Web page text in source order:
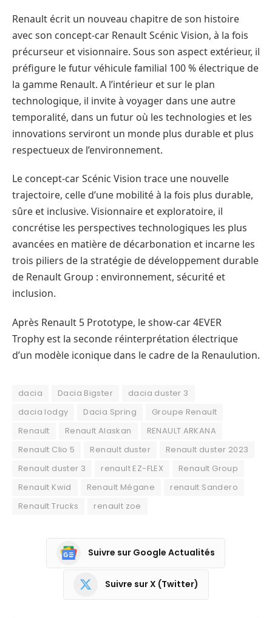
Renault écrit un nouveau chapitre de son histoire
avec son concept-car Renault Scénic Vision, à la fois
précurseur et visionnaire. Sous son aspect extérieur, il
préfigure le futur véhicule familial 100 % électrique de
la gamme Renault. A l’intérieur et sur le plan
technologique, il invite à voyager dans une autre
temporalité, dans un futur où les technologies et les
innovations serviront un monde plus durable et plus
respectueux de l’environnement.
Le concept-car Scénic Vision trace une nouvelle
trajectoire, celle d’une mobilité à la fois plus durable,
sûre et inclusive. Visionnaire et exploratoire, il
concrétise les perspectives technologiques les plus
avancées en matière de décarbonation et incarne les
trois piliers de la stratégie de développement durable
de Renault Group : environnement, sécurité et
inclusion.
Après Renault 5 Prototype, le show-car 4EVER
Trophy est la seconde réinterprétation électrique
d’un modèle iconique dans le cadre de la Renaulution.
dacia Dacia Bigster
dacia duster 3
dacia lodgy
Dacia Spring
Groupe Renault
Renault
Renault Alaskan
RENAULT ARKANA
Renault Clio 5
Renault duster
Renault duster 2023
Renault duster 3
renault EZ-FLEX
Renault Group
Renault Kwid
Renault Mégane
renault Sandero
Renault Trucks
renault zoe
Suivre sur Google Actualités
Suivre sur X (Twitter)